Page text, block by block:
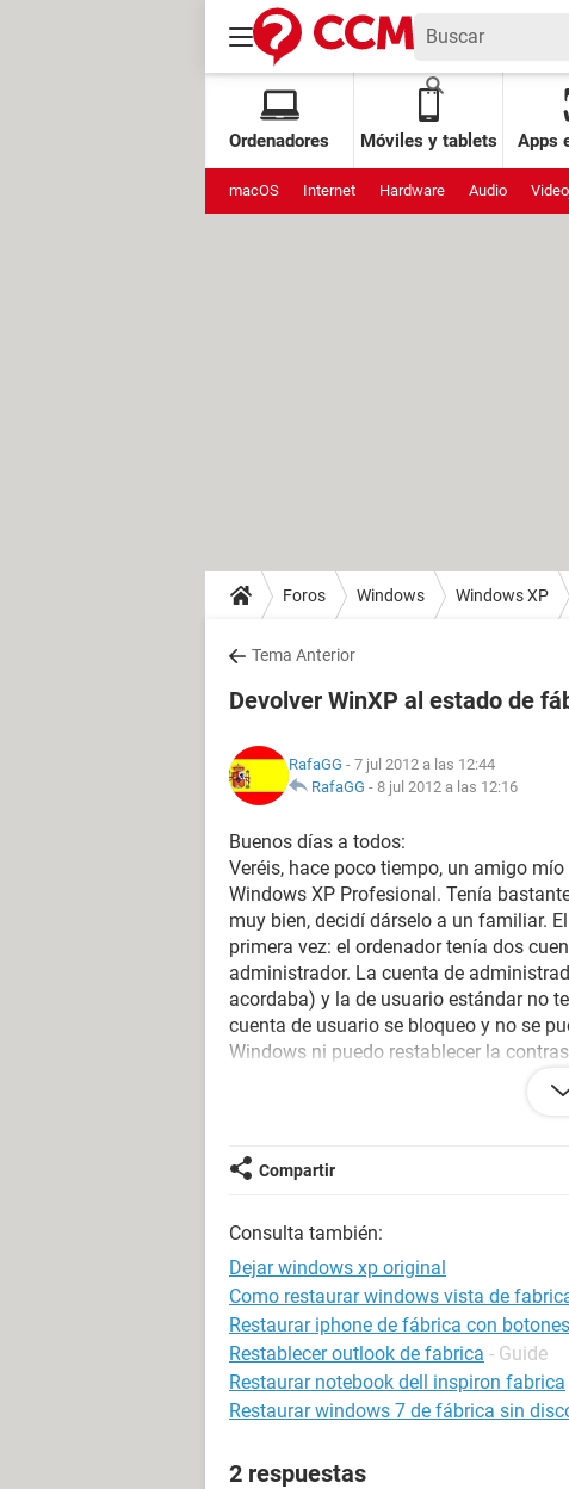
Ordenadores Móviles y tablets Apps
macOS Internet Hardware Audio
Foros Windows Windows XP
Tema Anterior
Devolver WinXP al estado de
RafaGG - 7 jul 2012 a las 12:44
RafaGG - 8 jul 2012 a las 12:16
Buenos días a todos:
Veréis, hace poco tiempo, un amigo
Windows XP Profesional. Tenía
muy bien, decidí dárselo a un familiar.
primera vez: el ordenador tenía dos
administrador. La cuenta de
acordaba) y la de usuario estándar no
cuenta de usuario se bloqueo y no se
Windows ni puedo restablecer la
desinstalar e instalar Wndows de
ejecutarlo al inicio, pero no sé cómo se
Muchas gracias a todos.
Compartir
Consulta también:
Dejar windows xp original
Como restaurar windows vista de
Restaurar iphone de fábrica con botones
Restablecer outlook de fabrica - Guide
Restaurar notebook dell inspiron fabrica
Restaurar windows 7 de fábrica sin
2 respuestas